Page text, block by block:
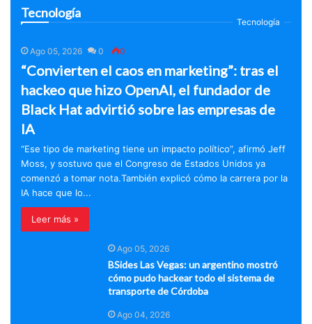
Tecnología
Tecnología
Ago 05, 2026 0 0
“Convierten el caos en marketing”: tras el
hackeo que hizo OpenAI, el fundador de
Black Hat advirtió sobre las empresas de
IA
“Ese tipo de marketing tiene un impacto político”, afirmó Jeff
Moss, y sostuvo que el Congreso de Estados Unidos ya
comenzó a tomar nota.También explicó cómo la carrera por la
IA hace que lo...
Leer más »
Ago 05, 2026
BSides Las Vegas: un argentino mostró
cómo pudo hackear todo el sistema de
transporte de Córdoba
Ago 04, 2026